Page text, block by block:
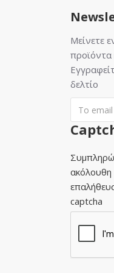
Μείνετε
προϊόντα
δελτίο
ακόλουθη
captcha